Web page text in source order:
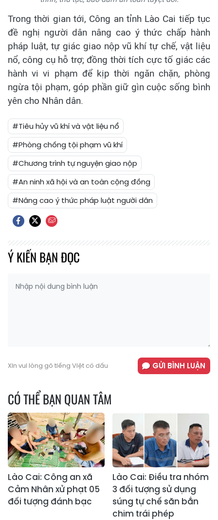
Trong thời gian tới, Công an tỉnh Lào Cai tiếp tục
đề nghị người dân nâng cao ý thức chấp hành
pháp luật, tự giác giao nộp vũ khí tự chế, vật liệu
nổ, công cụ hỗ trợ; đồng thời tích cực tố giác các
hành vi vi phạm để kịp thời ngăn chặn, phòng
ngừa tội phạm, góp phần giữ gìn cuộc sống bình
yên cho Nhân dân.
#Tiêu hủy vũ khí và vật liệu nổ
#Phòng chống tội phạm vũ khí
#Chương trình tự nguyện giao nộp
#An ninh xã hội và an toàn cộng đồng
#Nâng cao ý thức pháp luật người dân
Ý KIẾN BẠN ĐỌC
Xin vui lòng gõ tiếng Việt có dấu GỬI BÌNH LUẬN
CÓ THỂ BẠN QUAN TÂM
Lào Cai: Công an xã
Cảm Nhân xử phạt 05
đối tượng đánh bạc
Lào Cai: Điều tra nhóm
3 đối tượng sử dụng
súng tự chế săn bắn
chim trái phép